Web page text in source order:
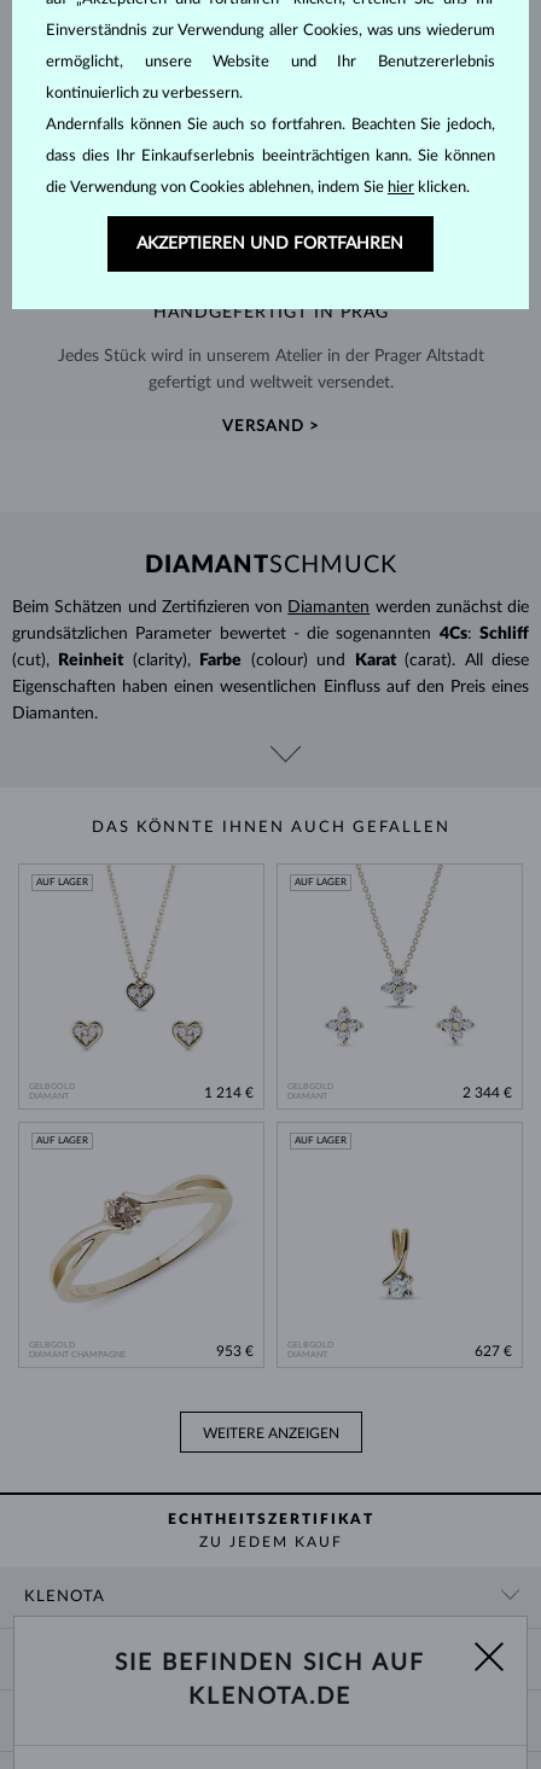
HANDGEFERTIGT IN PRAG
Jedes Stück wird in unserem Atelier in der Prager Altstadt
gefertigt und weltweit versendet.
VERSAND >
DIAMANTSCHMUCK
Beim Schätzen und Zertifizieren von Diamanten werden zunächst die
grundsätzlichen Parameter bewertet - die sogenannten 4Cs: Schliff
(cut),
Reinheit (clarity), Farbe (colour) und Karat (carat). All diese
Eigenschaften haben einen wesentlichen Einfluss auf den Preis eines
Diamanten.
DAS KÖNNTE IHNEN AUCH GEFALLEN
GELBGOLD
DIAMANT
AUF LAGER
1 214 €
GELBGOLD
DIAMANT
AUF LAGER
2 344 €
GELBGOLD
DIAMANT CHAMPAGNE
AUF LAGER
953 €
GELBGOLD
DIAMANT
AUF LAGER
627 €
WEITERE ANZEIGEN
ECHTHEITSZERTIFIKAT
ZU JEDEM KAUF
KLENOTA
ZAHLUNG UND VERSAND
Einverständnis zur Verwendung aller Cookies, was uns wiederum
ermöglicht, unsere Website und Ihr Benutzererlebnis
kontinuierlich zu verbessern.
Andernfalls können Sie auch so fortfahren. Beachten Sie jedoch,
dass dies Ihr Einkaufserlebnis beeinträchtigen kann. Sie können
die Verwendung von Cookies ablehnen, indem Sie hier klicken.
AKZEPTIEREN UND FORTFAHREN
SIE BEFINDEN SICH AUF
KLENOTA.DE